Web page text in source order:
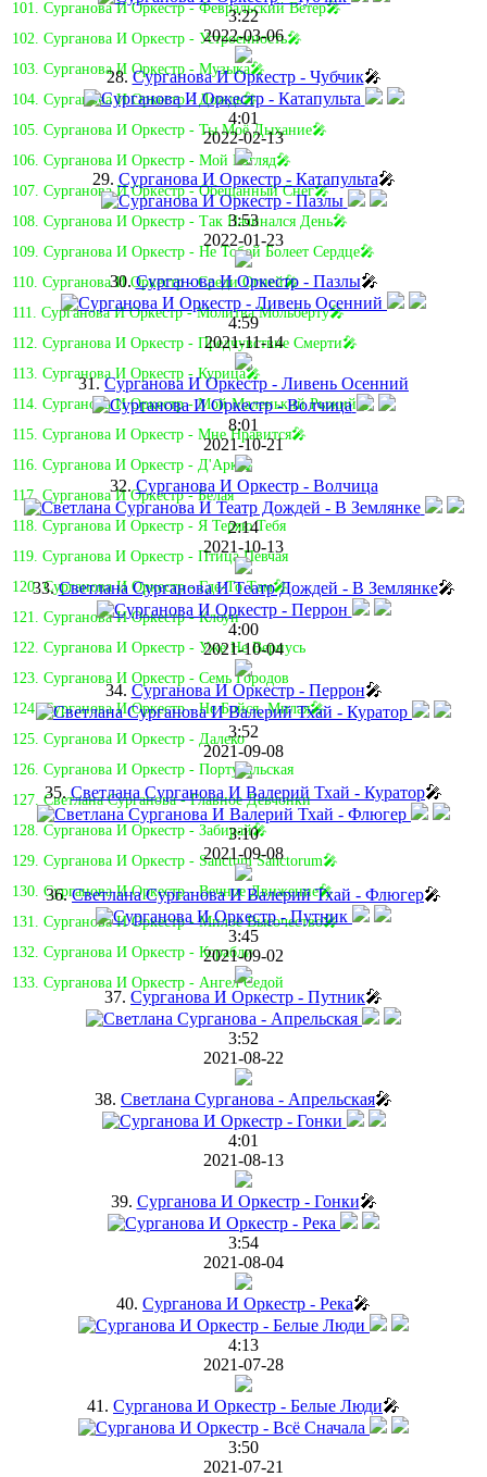
101. Сурганова И Оркестр - Февральский Ветер🎤
102. Сурганова И Оркестр - Устроенность🎤
103. Сурганова И Оркестр - Музыка🎤
104. Сурганова И Оркестр - Дождь🎤
105. Сурганова И Оркестр - Ты Моё Дыхание🎤
106. Сурганова И Оркестр - Мой Взгляд🎤
107. Сурганова И Оркестр - Обещанный Снег🎤
108. Сурганова И Оркестр - Так Начинался День🎤
109. Сурганова И Оркестр - Не Тобой Болеет Сердце🎤
110. Сурганова И Оркестр - Среди Огней🎤
111. Сурганова И Оркестр - Молитва Мольберту🎤
112. Сурганова И Оркестр - Предчувствие Смерти🎤
113. Сурганова И Оркестр - Курица🎤
114. Сурганова И Оркестр - Мой Маленький Рыжий🎤
115. Сурганова И Оркестр - Мне Нравится🎤
116. Сурганова И Оркестр - Д'Арк🎤
117. Сурганова И Оркестр - Белая
118. Сурганова И Оркестр - Я Теряю Тебя
119. Сурганова И Оркестр - Птица Певчая
120. Сурганова И Оркестр - Где-То Там🎤
121. Сурганова И Оркестр - Клоун
122. Сурганова И Оркестр - Уже Не Вернусь
123. Сурганова И Оркестр - Семь Городов
124. Сурганова И Оркестр - Не Бойся, Милая🎤
125. Сурганова И Оркестр - Далеко
126. Сурганова И Оркестр - Португальская
127. Светлана Сурганова - Главное Девчонки
128. Сурганова И Оркестр - Забирай🎤
129. Сурганова И Оркестр - Sanctum Sanctorum🎤
130. Сурганова И Оркестр - Вечное Движение🎤
131. Сурганова И Оркестр - Милое Высочество🎤
132. Сурганова И Оркестр - Корабли
133. Сурганова И Оркестр - Ангел Седой
3:22
2022-03-06
28.Сурганова И Оркестр - Чубчик🎤
4:01
2022-02-13
29. Сурганова И Оркестр - Катапульта🎤
3:53
2022-01-23
30.Сурганова И Оркестр - Пазлы🎤
4:59
2021-11-14
31.Сурганова И Оркестр - Ливень Осенний
8:01
2021-10-21
32.Сурганова И Оркестр - Волчица
2:14
2021-10-13
33.Светлана Сурганова И Театр Дождей - В Землянке🎤
4:00
2021-10-04
34. Сурганова И Оркестр - Перрон🎤
3:52
2021-09-08
35. Светлана Сурганова И Валерий Тхай - Куратор🎤
3:10
2021-09-08
36.Светлана Сурганова И Валерий Тхай - Флюгер🎤
3:45
2021-09-02
37. Сурганова И Оркестр - Путник🎤
3:52
2021-08-22
38. Светлана Сурганова - Апрельская🎤
4:01
2021-08-13
39. Сурганова И Оркестр - Гонки🎤
3:54
2021-08-04
40. Сурганова И Оркестр - Река🎤
4:13
2021-07-28
41. Сурганова И Оркестр - Белые Люди🎤
3:50
2021-07-21